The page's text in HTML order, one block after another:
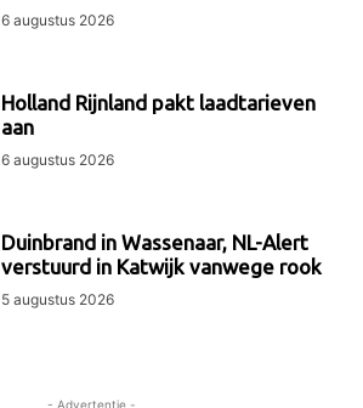
6 augustus 2026
Holland Rijnland pakt laadtarieven
aan
6 augustus 2026
Duinbrand in Wassenaar, NL-Alert
verstuurd in Katwijk vanwege rook
5 augustus 2026
- Advertentie -